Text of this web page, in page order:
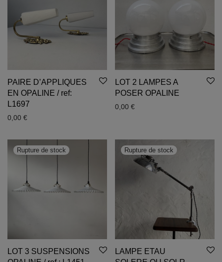
PAIRE D’APPLIQUES
EN OPALINE / ref:
L1697
0,00 €
LOT 2 LAMPES A
POSER OPALINE
0,00 €
LOT 3 SUSPENSIONS
LAMPE ETAU